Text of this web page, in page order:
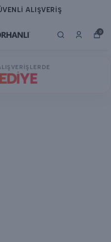
ALIŞVERİŞ
0